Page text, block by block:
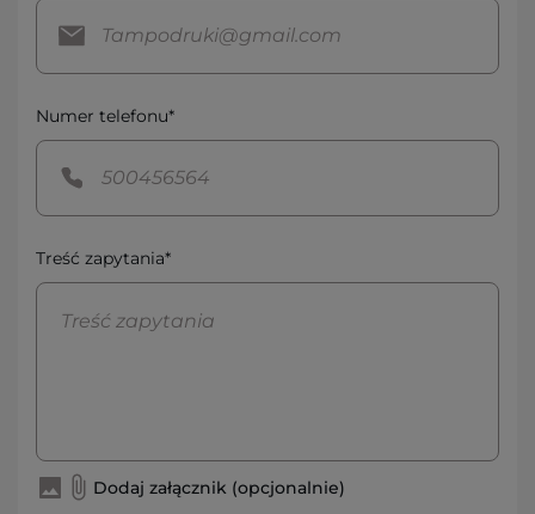
Numer telefonu*
Treść zapytania*
Dodaj załącznik (opcjonalnie)